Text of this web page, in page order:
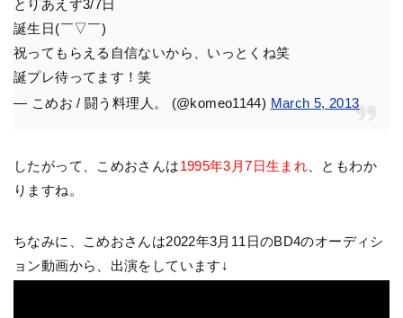
とりあえず3/7日
誕生日(￣▽￣)
祝ってもらえる自信ないから、いっとくね笑
誕プレ待ってます！笑
— こめお / 闘う料理人。 (@komeo1144) March 5, 2013
したがって、こめおさんは1995年3月7日生まれ 、ともわか
りますね。
ちなみに、こめおさんは2022年3月11日のBD4のオーディシ
ョン動画から、出演をしています↓